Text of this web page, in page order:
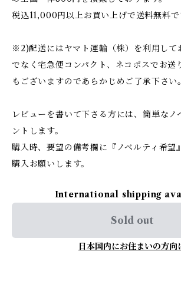
税込11,000円以上お買い上げで送料無料で
※2)配送にはヤマト運輸（株）を利用して
でなく宅急便コンパクト、ネコポスでお送
もございますのであらかじめご了承下さい。
レビューを書いて下さる方には、簡単なノ
ントします。
購入時、要望の備考欄に『ノベルティ希望
購入お願いします。
International shipping
Sold out
日本国内にお住まいの方向